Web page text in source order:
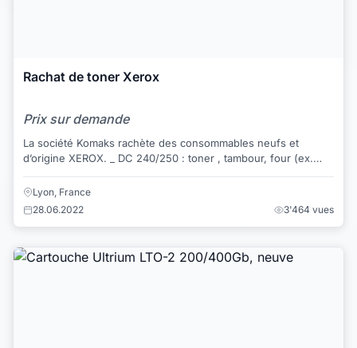
Rachat de toner Xerox
Prix sur demande
La société Komaks rachète des consommables neufs et
d’origine XEROX. _ DC 240/250 : toner , tambour, four (ex.
006R01449 – 006R01450 – 008R1298...
Lyon, France
28.06.2022
3'464 vues